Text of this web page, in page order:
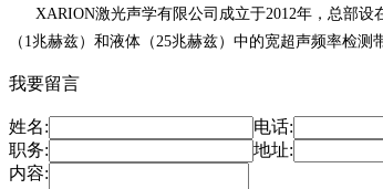
XARION激光声学有限公司成立于2012年， 总部设
（ 1兆赫兹） 和液体 （25兆赫兹） 中的宽超声频率检测
我要留言
姓名: 电话:
职务:
地址:
内容: